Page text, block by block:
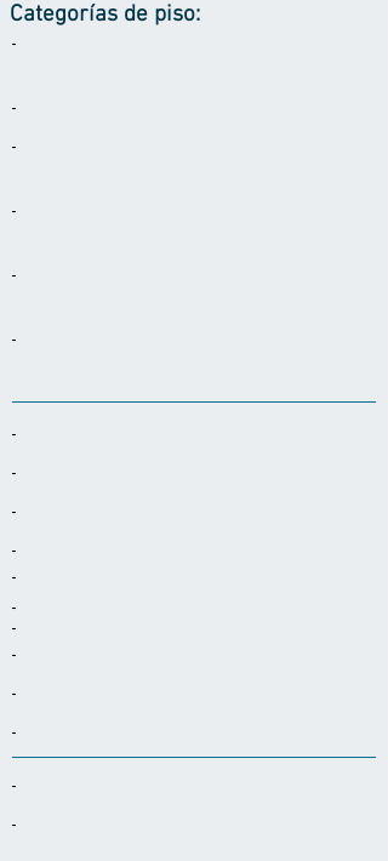
Categorías de piso:
-
-
-
-
-
-
-
-
-
-
-
-
-
-
-
-
-
-